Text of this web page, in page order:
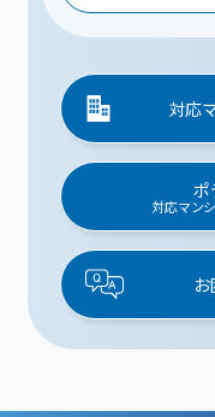
対応
ポ
対応マン